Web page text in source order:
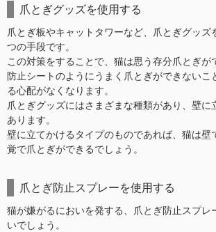
爪とぎグッズを使用する
爪とぎ板やキャットタワーなど、爪とぎグッズ
つの手段です。
この対策をすることで、猫は思う存分爪とぎが
防止シートのようにうまく爪とぎができないこ
る心配がなくなります。
爪とぎグッズにはさまざまな種類があり、壁に
あります。
壁に立てかけるタイプのものであれば、猫は壁
覚で爪とぎができるでしょう。
爪とぎ防止スプレーを使用する
猫が嫌がるにおいを発する、爪とぎ防止スプレ
いでしょう。